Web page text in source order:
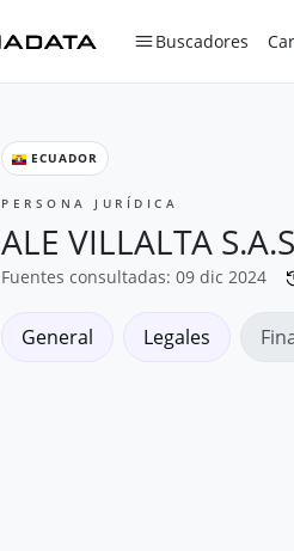
Buscadores
ECUADOR
PERSONA JURÍDICA
ALE VILLALTA
Fuentes consultadas: 09 dic 2024
General Legales